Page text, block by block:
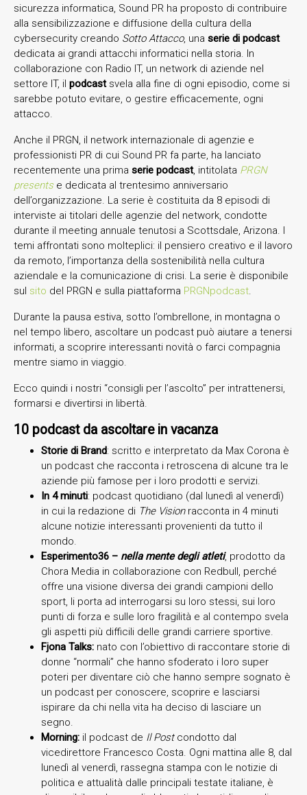
sicurezza informatica, Sound PR ha proposto di contribuire
alla sensibilizzazione e diffusione della cultura della
cybersecurity creando Sotto Attacco, una serie di podcast
dedicata ai grandi attacchi informatici nella storia. In
collaborazione con Radio IT, un network di aziende nel
settore IT, il podcastsvela alla fine di ogni episodio, come si
sarebbe potuto evitare, o gestire efficacemente, ogni
attacco.
Anche il PRGN, il network internazionale di agenzie e
professionisti PR di cui Sound PR fa parte, ha lanciato
recentemente una prima serie podcast, intitolata PRGN
presents e dedicata al trentesimo anniversario
dell’organizzazione. La serie è costituita da 8 episodi di
interviste ai titolari delle agenzie del network, condotte
durante il meeting annuale tenutosi a Scottsdale, Arizona. I
temi affrontati sono molteplici: il pensiero creativo e il lavoro
da remoto, l’importanza della sostenibilità nella cultura
aziendale e la comunicazione di crisi. La serie è disponibile
sul sito del PRGN e sulla piattaforma PRGNpodcast.
Durante la pausa estiva, sotto l’ombrellone, in montagna o
nel tempo libero, ascoltare un podcast può aiutare a tenersi
informati, a scoprire interessanti novità o farci compagnia
mentre siamo in viaggio.
Ecco quindi i nostri “consigli per l’ascolto” per intrattenersi,
formarsi e divertirsi in libertà.
10 podcast da ascoltare in vacanza
Storie di Brand: scritto e interpretato da Max Corona è
un podcast che racconta i retroscena di alcune tra le
aziende più famose per i loro prodotti e servizi.
In 4 minuti: podcast quotidiano (dal lunedì al venerdì)
in cui la redazione di The Visionracconta in 4 minuti
alcune notizie interessanti provenienti da tutto il
mondo.
Esperimento36 – nella mente degli atleti, prodotto da
Chora Media in collaborazione con Redbull, perché
offre una visione diversa dei grandi campioni dello
sport, li porta ad interrogarsi su loro stessi, sui loro
punti di forza e sulle loro fragilità e al contempo svela
gli aspetti più difficili delle grandi carriere sportive.
Fjona Talks: nato con l’obiettivo di raccontare storie di
donne “normali” che hanno sfoderato i loro super
poteri per diventare ciò che hanno sempre sognato è
un podcast per conoscere, scoprire e lasciarsi
ispirare da chi nella vita ha deciso di lasciare un
segno.
Morning: il podcast de Il Post condotto dal
vicedirettore Francesco Costa. Ogni mattina alle 8, dal
lunedì al venerdì, rassegna stampa con le notizie di
politica e attualità dalle principali testate italiane, è